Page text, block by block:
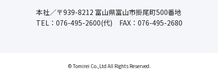
本社／〒939-8212 富山県富山市掛尾町500番地
TEL：076-495-2600(代) FAX：076-495-2680
© Tomirei Co.,Ltd All Rights Reserved.